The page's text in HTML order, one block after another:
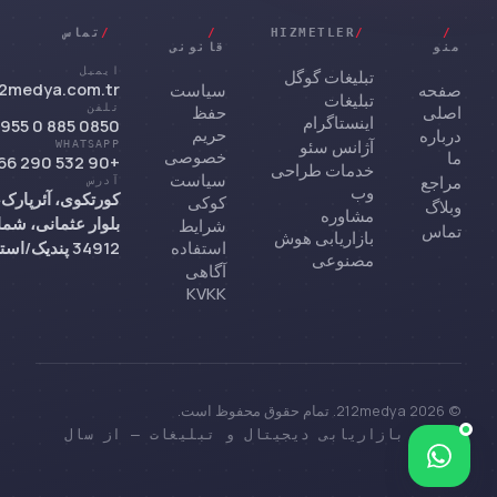
/
منو
صفحه
اصلی
درباره
ما
مراجع
وبلاگ
تماس
/
HIZMETLER
تبلیغات گوگل
تبلیغات
اینستاگرام
آژانس سئو
خدمات طراحی
وب
مشاوره
بازاریابی هوش
مصنوعی
/
قانونی
سیاست
حفظ
حریم
خصوصی
سیاست
کوکی
شرایط
استفاده
آگاهی
KVKK
/ تماس
ایمیل
تلفن
0850 885 0 955
WHATSAPP
+90 532 290 66 72
آدرس
کورتکوی،
34912 پندیک/استانبول
© 2026 212medya. تمام حقوق محفوظ است.
آژانس بازاریابی دیجیتال و تبلیغات — از سال
2000
Bize yazın